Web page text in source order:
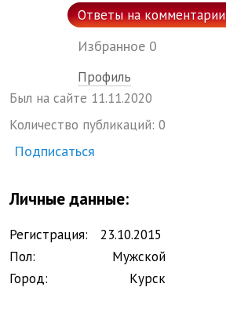
Ответы на комментарии
Избранное 0
Профиль
Был на сайте 11.11.2020
Количество публикаций: 0
Подписаться
Личные данные:
Регистрация: 23.10.2015
Пол:
Мужской
Город:
Курск